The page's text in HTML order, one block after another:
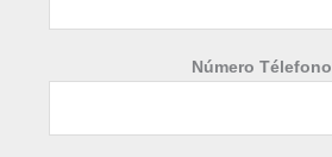
b
r
e
o
Número Télefono